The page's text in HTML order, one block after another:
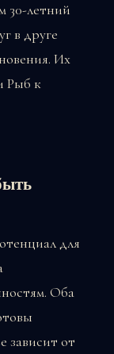
30-летний
в друге
Их
Рыб к
для
Оба
зависит от